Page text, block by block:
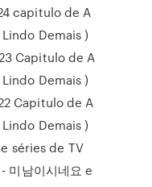
capitulo de A
Demais )
Capitulo de A
Demais )
Capitulo de A
Demais )
séries de TV
남이시네요 e